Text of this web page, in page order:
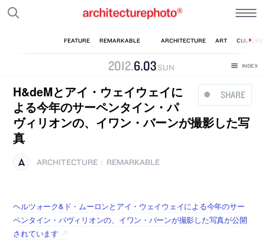
2012.6.03 SUN
SHARE
H&deMとアイ・ウェイウェイに
よる今年のサーペンタイン・パ
ヴィリオンの、イワン・バーンが撮影した写
真
ARCHITECTURE REMARKABLE
ヘルツォーク&ド・ムーロンとアイ・ウェイウェイによる今年のサー
ペンタイン・パヴィリオンの、イワン・バーンが撮影した写真が公開
されています